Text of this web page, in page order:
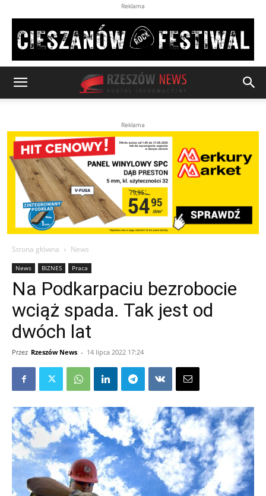
Reklama
Reklama
Strona główna News
News BIZNES Praca
Na Podkarpaciu bezrobocie
wciąż spada. Tak jest od
dwóch lat
Przez Rzeszów News - 14 lipca 2022 17:24